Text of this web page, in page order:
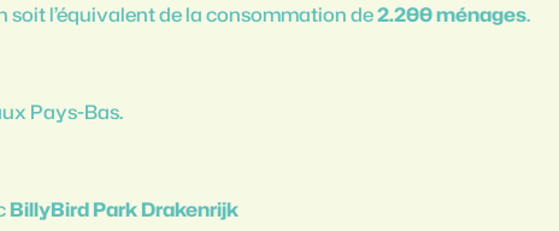
soit l’équivalent de la consommation de2.200 ménages.
Pays-Bas.
BillyBird Park Drakenrijk